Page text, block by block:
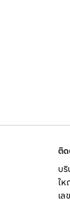
ติด
บ
ใ
เล